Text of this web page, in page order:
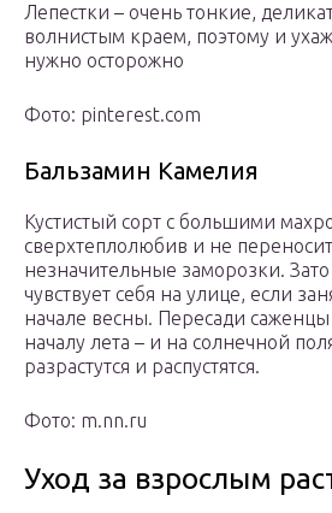
Лепестки – очень тонкие,
волнистым краем, поэтому и
нужно осторожно
Фото: pinterest.com
Бальзамин Камелия
Кустистый сорт с большими
сверхтеплолюбив и не
незначительные заморозки.
чувствует себя на улице, если
начале весны. Пересади
началу лета – и на солнечной
разрастутся и распустятся.
Фото: m.nn.ru
Уход за взрослым